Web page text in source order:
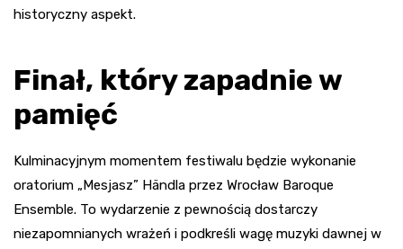
historyczny aspekt.
Finał, który zapadnie w
pamięć
Kulminacyjnym momentem festiwalu będzie wykonanie
oratorium „Mesjasz” Händla przez Wrocław Baroque
Ensemble. To wydarzenie z pewnością dostarczy
niezapomnianych wrażeń i podkreśli wagę muzyki dawnej w